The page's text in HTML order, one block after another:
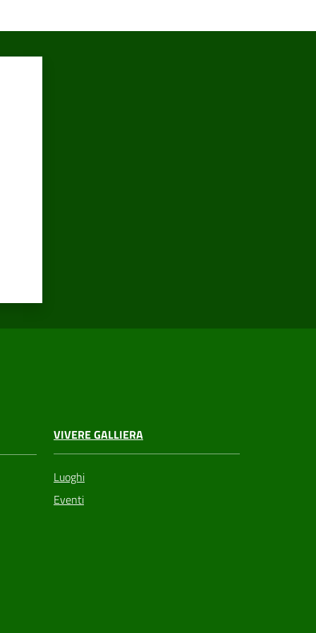
VIVERE GALLIERA
Luoghi
Eventi